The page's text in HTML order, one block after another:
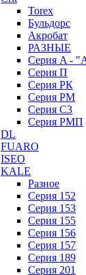
Torex
Бульдорс
Акробат
РАЗНЫЕ
Серия A -
Серия П
Серия РК
Серия РМ
Серия С3
Серия РМП
DL
FUARO
ISEO
KALE
Разное
Серия 152
Серия 153
Серия 155
Серия 156
Серия 157
Серия 189
Серия 201